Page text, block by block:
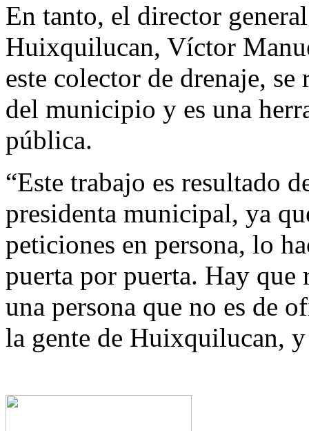
En tanto, el director
Huixquilucan, Víctor
este colector de drenaje,
del municipio y es una
pública.
“Este trabajo es resultado
presidenta municipal, ya
peticiones en persona, lo
puerta por puerta. Hay que
una persona que no es de
la gente de Huixquilucan, y